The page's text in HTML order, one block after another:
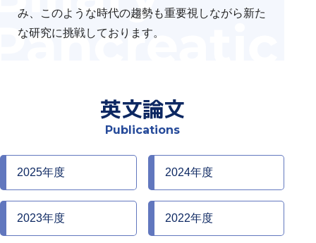
み、このような時代の趨勢も重要視しながら新た
な研究に挑戦しております。
英文論文
Publications
2025年度 2024年度
2023年度 2022年度